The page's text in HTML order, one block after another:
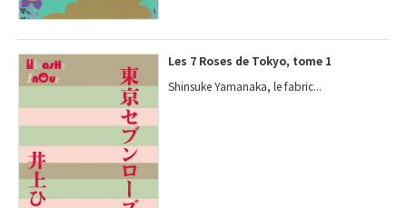
Les 7 Roses de Tokyo, tome 1
Shinsuke Yamanaka, le fabric...